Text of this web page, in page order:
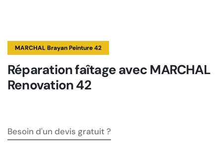
MARCHAL Brayan Peinture 42
Réparation faîtage avec MARCHAL
Renovation 42
Besoin d'un devis gratuit ?